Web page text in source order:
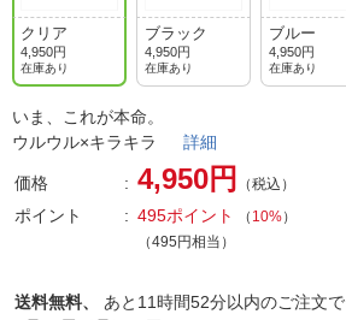
クリア
4,950円
在庫あり
ブラック
4,950円
在庫あり
ブルー
4,950円
在庫あり
いま、これが本命。
ウルウル×キラキラ 詳細
価格 4,950円 （税込）
ポイント 495ポイント （ 10%）
（495円相当）
送料無料、 あと 11時間52分以内のご注文で